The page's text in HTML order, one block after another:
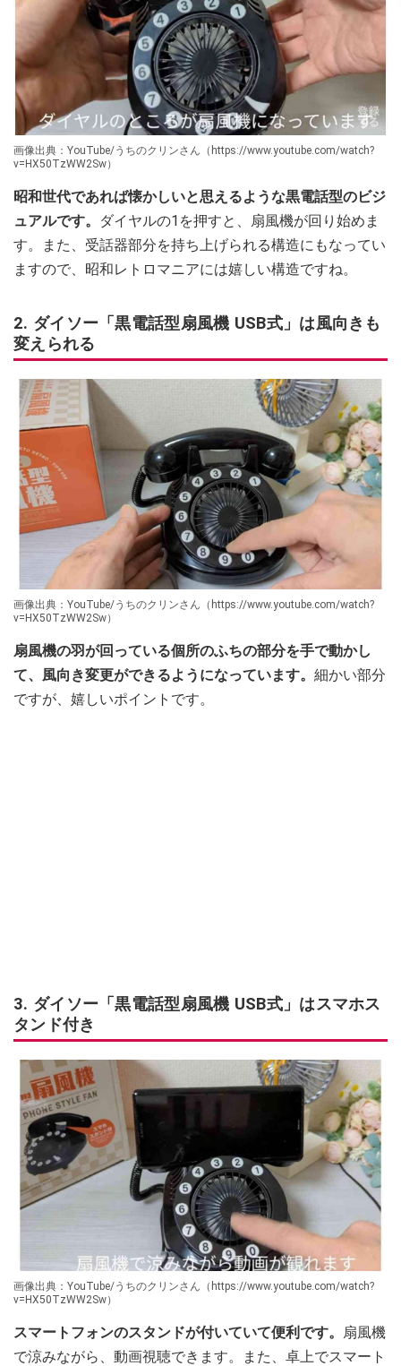
画像出典：YouTube/うちのクリンさん（https://www.youtube.com/watch?
v=HX50TzWW2Sw）
昭和世代であれば懐かしいと思えるような黒電話型のビジ
ュアルです。
ダイヤルの1を押すと、扇風機が回り始めま
す。また、受話器部分を持ち上げられる構造にもなってい
ますので、昭和レトロマニアには嬉しい構造ですね。
2. ダイソー「黒電話型扇風機 USB式」は風向きも
変えられる
画像出典：YouTube/うちのクリンさん（https://www.youtube.com/watch?
v=HX50TzWW2Sw）
扇風機の羽が回っている個所のふちの部分を手で動かし
て、風向き変更ができるようになっています。 細かい部分
ですが、嬉しいポイントです。
3. ダイソー「黒電話型扇風機 USB式」はスマホス
タンド付き
画像出典：YouTube/うちのクリンさん（https://www.youtube.com/watch?
v=HX50TzWW2Sw）
スマートフォンのスタンドが付いていて便利です。
扇風機
で涼みながら、動画視聴できます。また、卓上でスマート